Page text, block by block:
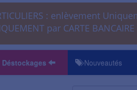
: enlèvement
par CARTE BANCAIRE
Déstockages Nouveautés